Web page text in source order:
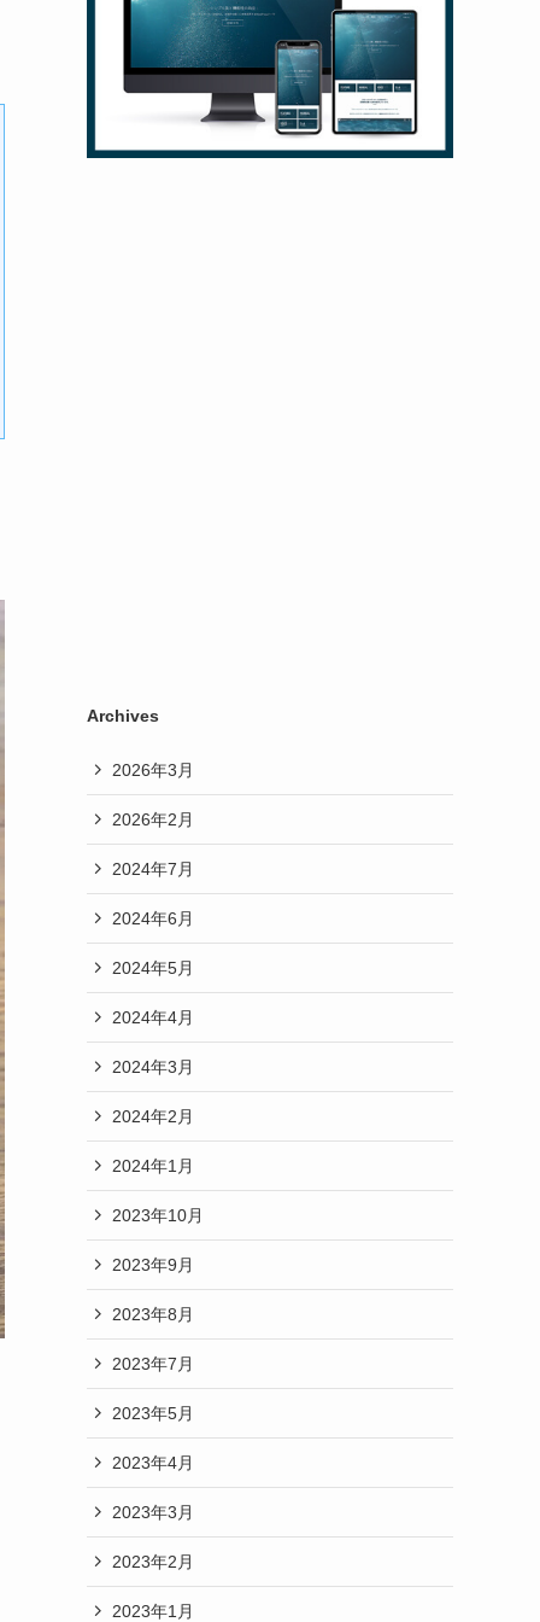
Archives
2026年3月
2026年2月
2024年7月
2024年6月
2024年5月
2024年4月
2024年3月
2024年2月
2024年1月
2023年10月
2023年9月
2023年8月
2023年7月
2023年5月
2023年4月
2023年3月
2023年2月
2023年1月